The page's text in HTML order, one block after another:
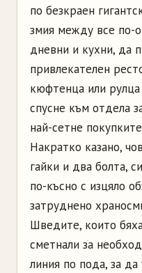
по безкраен
змия между все по-
дневни и кухни, да
привлекателен
кюфтенца или
спусне към отдела
най-сетне
Накратко казано,
гайки и два болта,
по-късно с изцяло
затруднено
Шведите, които
сметнали за
линия по пода, за да